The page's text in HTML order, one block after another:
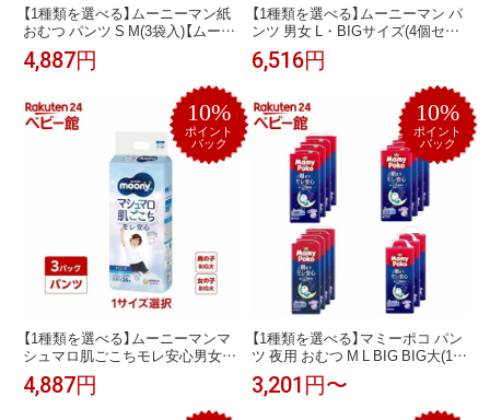
【1種類を選べる】ムーニーマン紙
おむつ パンツ S M(3袋入)【ムーニ
ーマン】
4,887円
【1種類を選べる】ムーニーマン パ
ンツ 男女 L・BIGサイズ(4個セッ
ト)【ムーニーマン】[おむつ トイレ
ケアグッズ オムツ]
6,516円
10%
ポイント
バック
【1種類を選べる】ムーニーマンマ
シュマロ肌ごこちモレ安心男女ビ
ッグ大 13kg〜28kg 紙オムツパン
ツ(3個セット)【ムーニーマン】[お
むつ トイレ ケアグッズ オムツ]
4,887円
10%
ポイント
バック
【1種類を選べる】マミーポコ パン
ツ 夜用 おむつ M L BIG BIG大(1ケ
ース)【マミーポコ夜用パンツ】
3,201円〜